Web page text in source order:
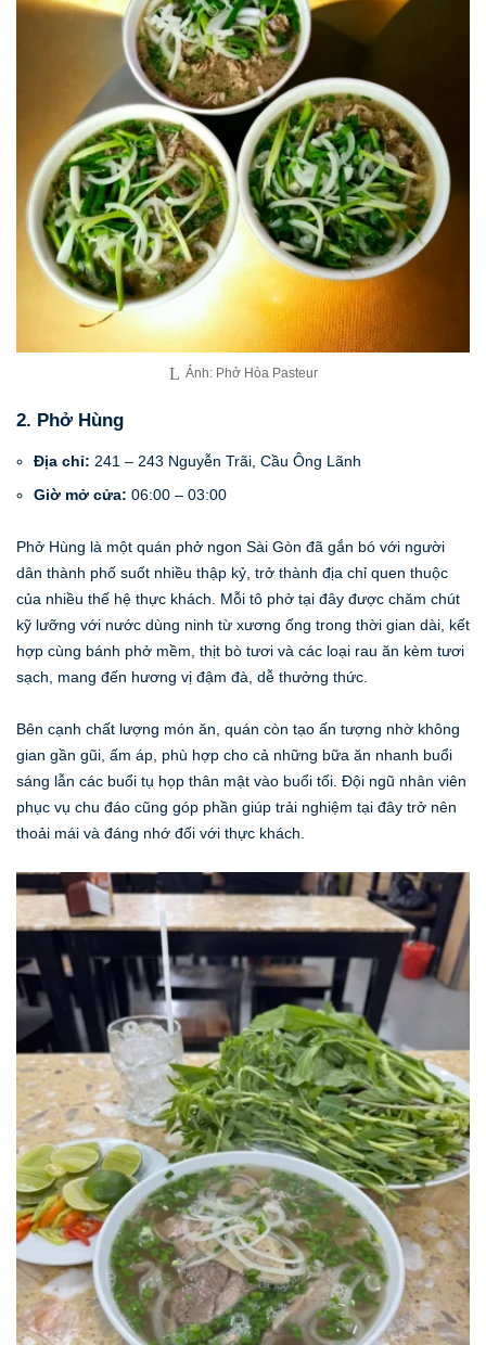
Ảnh: Phở Hòa Pasteur
2. Phở Hùng
Địa chỉ: 241 – 243 Nguyễn Trãi, Cầu Ông Lãnh
Giờ mở cửa: 06:00 – 03:00
Phở Hùng là một quán phở ngon Sài Gòn đã gắn bó với người
dân thành phố suốt nhiều thập kỷ, trở thành địa chỉ quen thuộc
của nhiều thế hệ thực khách. Mỗi tô phở tại đây được chăm chút
kỹ lưỡng với nước dùng ninh từ xương ống trong thời gian dài, kết
hợp cùng bánh phở mềm, thịt bò tươi và các loại rau ăn kèm tươi
sạch, mang đến hương vị đậm đà, dễ thưởng thức.
Bên cạnh chất lượng món ăn, quán còn tạo ấn tượng nhờ không
gian gần gũi, ấm áp, phù hợp cho cả những bữa ăn nhanh buổi
sáng lẫn các buổi tụ họp thân mật vào buổi tối. Đội ngũ nhân viên
phục vụ chu đáo cũng góp phần giúp trải nghiệm tại đây trở nên
thoải mái và đáng nhớ đối với thực khách.